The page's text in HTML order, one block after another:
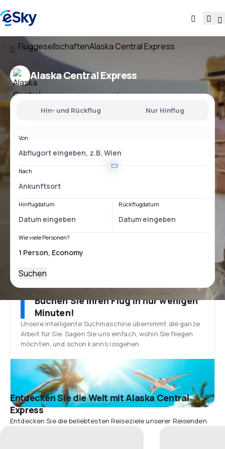
FluggesellschaftenAlaska Central Express
Alaska Central Express
Hin- und Rückflug Nur Hinflug
Von
Nach
Hinflugdatum Rückflugdatum
Wie viele Personen?
Suchen
Buchen Sie Ihren Flug in nur wenigen
Minuten!
Unsere intelligente Suchmaschine übernimmt die ganze
Arbeit für Sie. Sagen Sie uns einfach, wohin Sie fliegen
möchten, und schon kann’s losgehen.
Entdecken Sie die Welt mit Alaska Central
Express
Entdecken Sie die beliebtesten Reiseziele unserer Reisenden